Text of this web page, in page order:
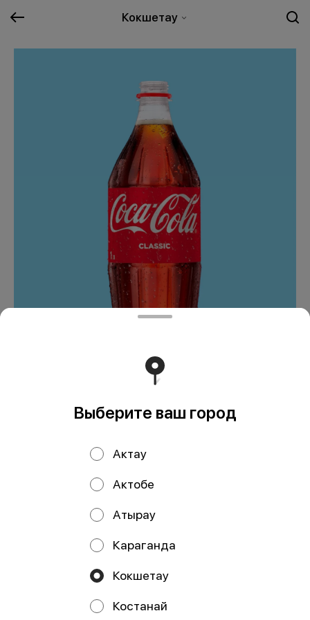
Кокшетау
Coca-Cola 1 литр
В корзину
Мы рекомендуем
Выберите ваш город
Актау
Актобе
Атырау
Караганда
Кокшетау
Костанай